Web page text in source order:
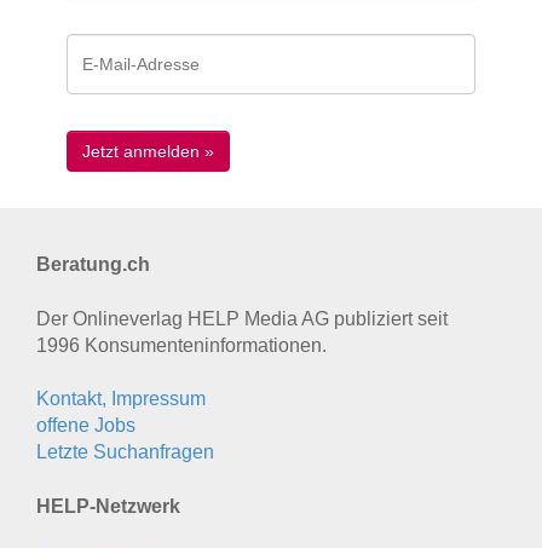
Beratung.ch
Der Onlineverlag HELP Media AG publiziert seit
1996 Konsumenten­informationen.
Kontakt, Impressum
offene Jobs
Letzte Suchanfragen
HELP-Netzwerk